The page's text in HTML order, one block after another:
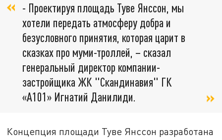
- Проектируя площадь Туве Янссон, мы
хотели передать атмосферу добра и
безусловного принятия, которая царит в
сказках про муми-троллей, – сказал
генеральный директор компании-
застройщика ЖК "Скандинавия" ГК
«А101» Игнатий Данилиди.
Концепция площади Туве Янссон разработана